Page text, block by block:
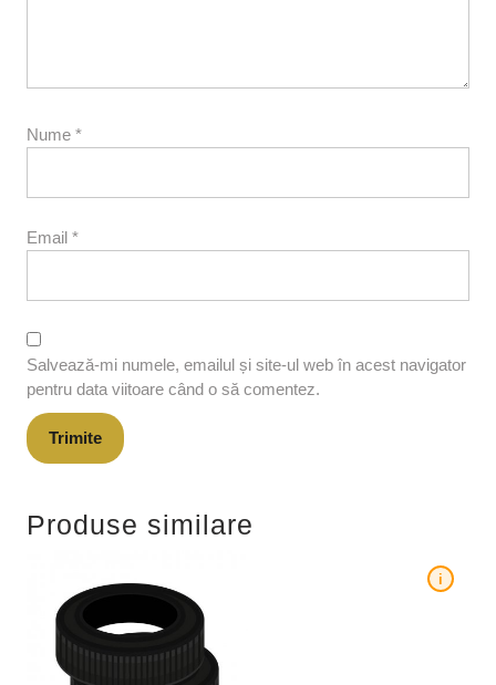
Nume *
Email *
Salvează-mi numele, emailul și site-ul web în acest navigator
pentru data viitoare când o să comentez.
Produse similare
i